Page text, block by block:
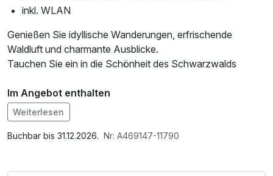
inkl. WLAN
Genießen Sie idyllische Wanderungen, erfrischende
Waldluft und charmante Ausblicke.
Tauchen Sie ein in die Schönheit des Schwarzwalds
Im Angebot enthalten
1 Flasche Mineralwasser, Saunatuch, Leihbademantel, W-
LAN Nutzung / Internetnutzung
Weiterlesen
Buchbar bis 31.12.2026. Nr: A469147-11790